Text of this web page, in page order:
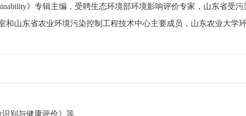
》 专辑主编 ， 受聘生态环境部环境影响评价专家 ， 山东省受
和山东省农业环境污染控制工程技术中心主要成员 ， 山东农业大学
别与健康评价》等